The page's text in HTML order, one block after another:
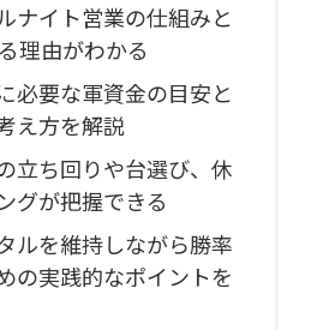
ナイト営業の仕組みと
理由がわかる
必要な軍資金の目安と
え方を解説
立ち回りや台選び、休
グが把握できる
ルを維持しながら勝率
の実践的なポイントを